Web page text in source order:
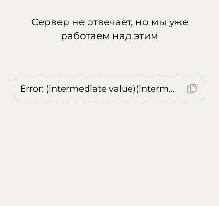
Сервер не отвечает, но мы уже
работаем над этим
Error: (intermediate value)(intermediate value)(intermediate value).replaceAll is not a function